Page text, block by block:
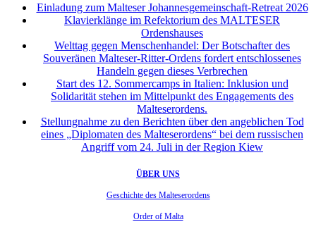
Einladung zum Malteser Johannesgemeinschaft-Retreat 2026
Klavierklänge im Refektorium des MALTESER
Ordenshauses
Welttag gegen Menschenhandel: Der Botschafter des
Souveränen Malteser-Ritter-Ordens fordert entschlossenes
Handeln gegen dieses Verbrechen
Start des 12. Sommercamps in Italien: Inklusion und
Solidarität stehen im Mittelpunkt des Engagements des
Malteserordens.
Stellungnahme zu den Berichten über den angeblichen Tod
eines „Diplomaten des Malteserordens“ bei dem russischen
Angriff vom 24. Juli in der Region Kiew
ÜBER UNS
Geschichte des Malteserordens
Order of Malta